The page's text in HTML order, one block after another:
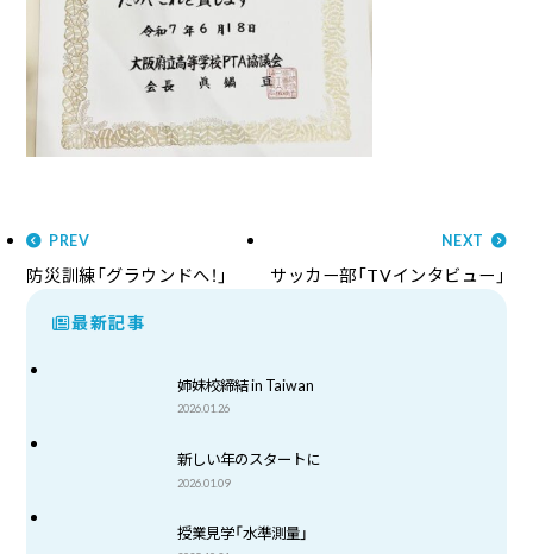
PREV
防災訓練「グラウンドへ！」
NEXT
サッカー部「TVインタビュー」
最新記事
姉妹校締結 in Taiwan
2026.01.26
新しい年のスタートに
2026.01.09
授業見学「水準測量」